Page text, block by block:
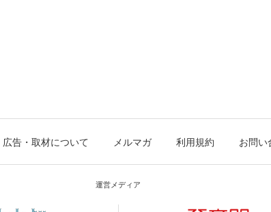
広告・取材について メルマガ 利用規約 お問い
運営メディア